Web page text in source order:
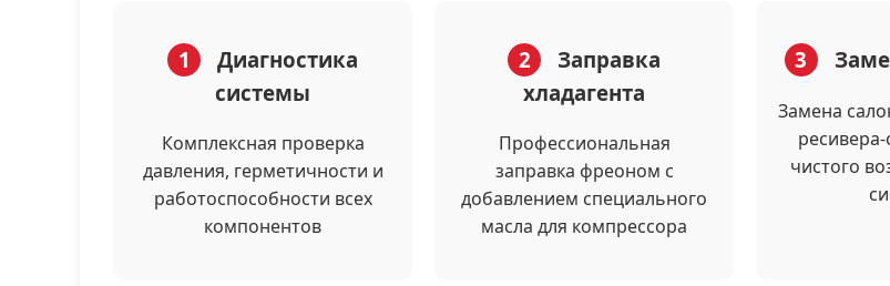
1
Диагностика
системы
Комплексная проверка
давления, герметичности и
работоспособности всех
компонентов
2
Заправка
хладагента
Профессиональная
заправка фреоном с
добавлением специального
масла для компрессора
3
Замена
чистого